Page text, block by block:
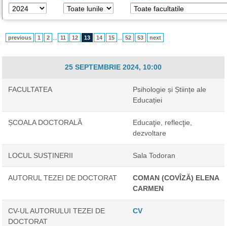
previous 1 2 11 12 13 14 15 52 53 next
25 SEPTEMBRIE 2024, 10:00
FACULTATEA
Psihologie și Științe ale
Educației
ȘCOALA DOCTORALĂ
Educaţie, reflecţie,
dezvoltare
LOCUL SUSȚINERII Sala Todoran
AUTORUL TEZEI DE DOCTORAT
COMAN (COVÎZĂ) ELENA
CARMEN
CV-UL AUTORULUI TEZEI DE
DOCTORAT
CV